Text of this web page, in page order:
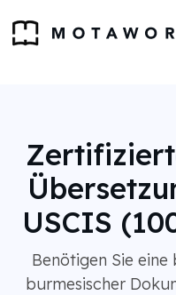
USCIS
Benötigen Sie
burmesischer